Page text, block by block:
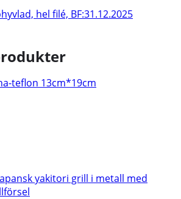
hel filé, BF:31.12.2025